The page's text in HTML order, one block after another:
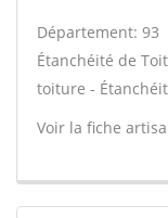
Département: 93
Étanchéité de
toiture -
Voir la fiche